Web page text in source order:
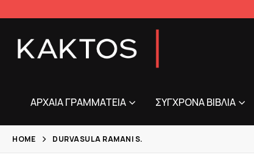
ΑΡΧΑΊΑ ΓΡΑΜΜΑΤΕΊΑ ΣΎΓΧΡΟΝΑ ΒΙΒΛΊΑ
HOME DURVASULA RAMANI S.